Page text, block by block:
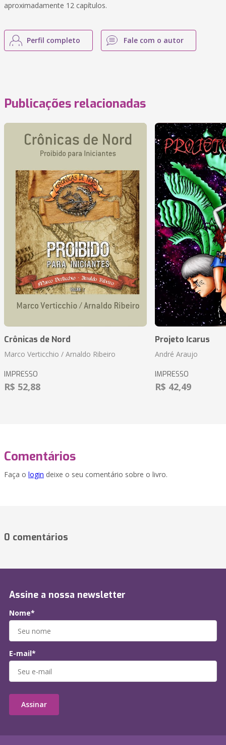
aproximadamente 12 capítulos.
Perfil completo Fale com o autor
Publicações relacionadas
Crônicas de Nord
Marco Verticchio / Arnaldo Ribeiro
IMPRESSO
R$ 52,88
Projeto Icarus
André Araujo
IMPRESSO
R$ 42,49
Comentários
Faça o login deixe o seu comentário sobre o livro.
0 comentários
Assine a nossa newsletter
Nome*
E-mail*
Assinar